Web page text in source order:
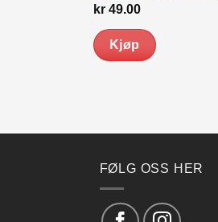
kr49.00
Kjøp
FØLG OSS HER